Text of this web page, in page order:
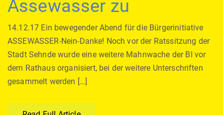
Assewasser zu
14.12.17 Ein bewegender Abend für die Bürgerinitiative
ASSEWASSER-Nein-Danke! Noch vor der Ratssitzung der
Stadt Sehnde wurde eine weitere Mahnwache der BI vor
dem Rathaus organisiert, bei der weitere Unterschriften
gesammelt werden […]